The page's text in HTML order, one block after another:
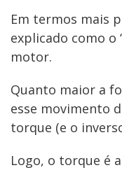
Em termos mais
explicado como o
motor.
Quanto maior a
esse movimento
torque (e o
Logo, o torque é